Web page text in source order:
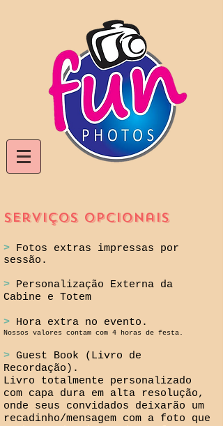
Serviços Opcionais
> Fotos extras impressas por
sessão.
> Personalização Externa da
Cabine e Totem
> Hora extra no evento.
Nossos valores contam com 4 horas de festa.
> Guest Book (Livro de
Recordação).
Livro totalmente personalizado
com capa dura em alta resolução,
onde seus convidados deixarão um
recadinho/mensagem com a foto que